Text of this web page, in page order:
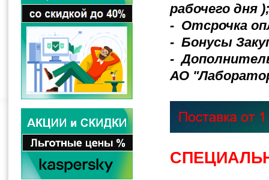
рабочего дня );
- Отсрочка
- Бонусы
-
АО